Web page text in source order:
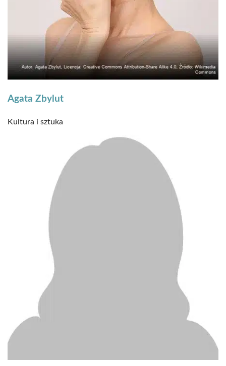
Agata Zbylut
Kultura i sztuka